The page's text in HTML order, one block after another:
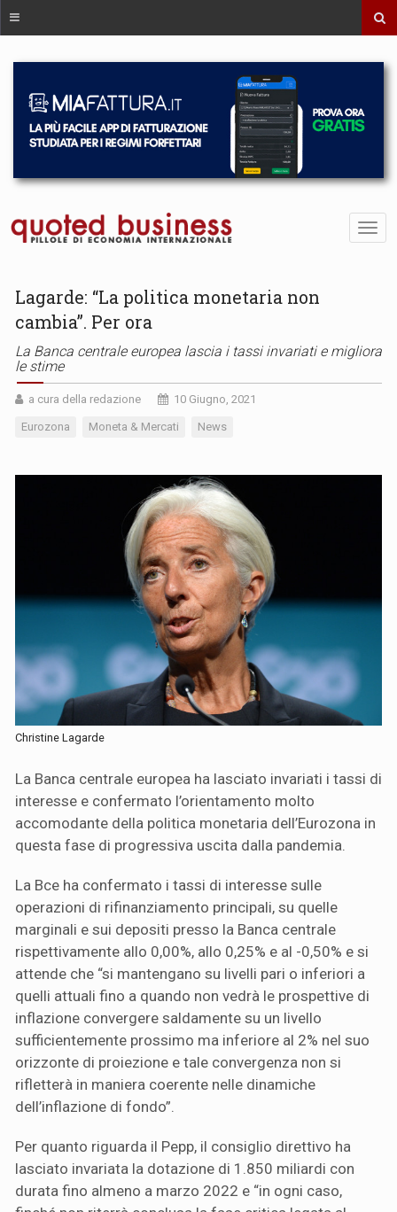
Lagarde: “La politica monetaria non
cambia”. Per ora
La Banca centrale europea lascia i tassi invariati e migliora
le stime
a cura della redazione 10 Giugno, 2021
Eurozona Moneta & Mercati News
Christine Lagarde
La Banca centrale europea ha lasciato invariati i tassi di
interesse e confermato l’orientamento molto
accomodante della politica monetaria dell’Eurozona in
questa fase di progressiva uscita dalla pandemia.
La Bce ha confermato i tassi di interesse sulle
operazioni di rifinanziamento principali, su quelle
marginali e sui depositi presso la Banca centrale
rispettivamente allo 0,00%, allo 0,25% e al -0,50% e si
attende che “si mantengano su livelli pari o inferiori a
quelli attuali fino a quando non vedrà le prospettive di
inflazione convergere saldamente su un livello
sufficientemente prossimo ma inferiore al 2% nel suo
orizzonte di proiezione e tale convergenza non si
rifletterà in maniera coerente nelle dinamiche
dell’inflazione di fondo”.
Per quanto riguarda il Pepp, il consiglio direttivo ha
lasciato invariata la dotazione di 1.850 miliardi con
durata fino almeno a marzo 2022 e “in ogni caso,